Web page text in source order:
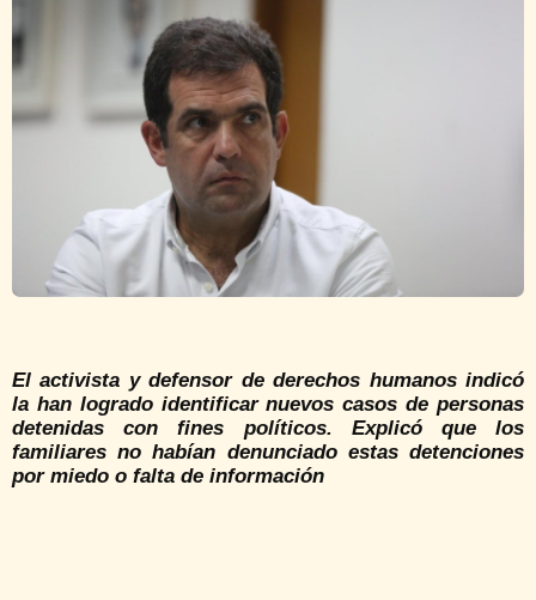
El activista y defensor de derechos humanos indicó
la han logrado identificar nuevos casos de personas
detenidas con fines políticos. Explicó que los
familiares no habían denunciado estas detenciones
por miedo o falta de información